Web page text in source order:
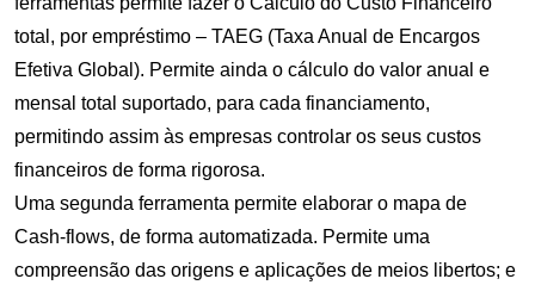
total, por empréstimo – TAEG (Taxa Anual de Encargos
Efetiva Global). Permite ainda o cálculo do valor anual e
mensal total suportado, para cada financiamento,
permitindo assim às empresas controlar os seus custos
financeiros de forma rigorosa.
Uma segunda ferramenta permite elaborar o mapa de
Cash-flows, de forma automatizada. Permite uma
compreensão das origens e aplicações de meios libertos; e